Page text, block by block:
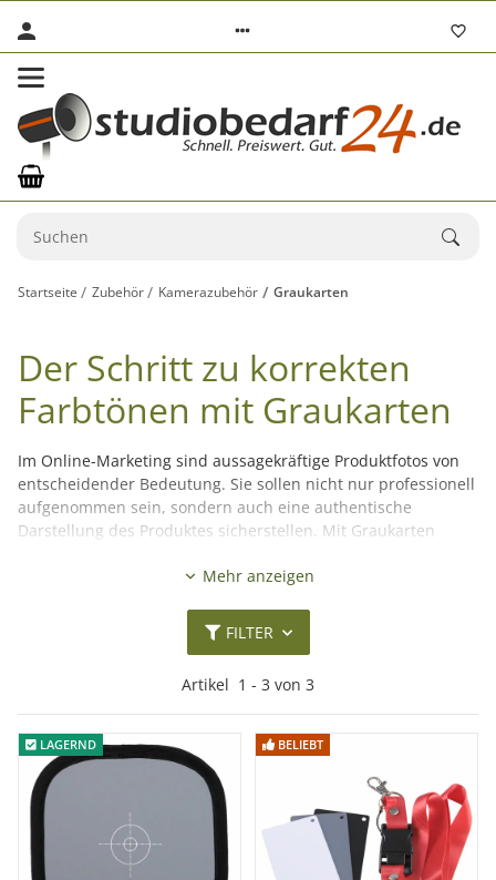
Startseite Zubehör Kamerazubehör Graukarten
Der Schritt zu korrekten
Farbtönen mit Graukarten
Im Online-Marketing sind aussagekräftige Produktfotos von
entscheidender Bedeutung. Sie sollen nicht nur professionell
aufgenommen sein, sondern auch eine authentische
Darstellung des Produktes sicherstellen. Mit Graukarten
Sortiment an hochwertigen Graukarten für realistische
Mehr anzeigen
FILTER
Artikel 1 - 3 von 3
LAGERND
LAGERND BELIEBT
BELIEBT